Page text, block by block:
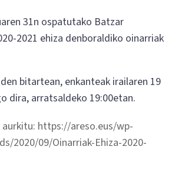
31n ospatutako Batzar
2021 ehiza denboraldiko oinarriak
bitartean, enkanteak irailaren 19
dira, arratsaldeko 19:00etan.
aurkitu: https://areso.eus/wp-
2020/09/Oinarriak-Ehiza-2020-